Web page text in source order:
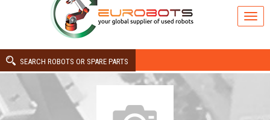
SEARCH ROBOTS OR SPARE PARTS